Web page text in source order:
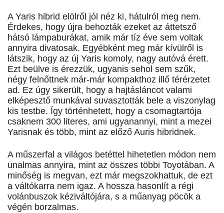
A Yaris hibrid elölről jól néz ki, hátulról meg nem.
Érdekes, hogy újra behozták ezeket az áttetsző
hátsó lámpaburákat, amik már tíz éve sem voltak
annyira divatosak. Egyébként meg már kívülről is
látszik, hogy az új Yaris komoly, nagy autóvá érett.
Ezt beülve is érezzük, ugyanis sehol sem szűk,
négy felnőttnek már-már kompakthoz illő térérzetet
ad. Ez úgy sikerült, hogy a hajtásláncot valami
elképesztő munkával suvasztották bele a viszonylag
kis testbe. Így történhetett, hogy a csomagtartója
csaknem 300 literes, ami ugyanannyi, mint a mezei
Yarisnak és több, mint az előző Auris hibridnek.
A műszerfal a világos betéttel hihetetlen módon nem
unalmas annyira, mint az összes többi Toyotában. A
minőség is megvan, ezt már megszokhattuk, de ezt
a váltókarra nem igaz. A hossza hasonlít a régi
volánbuszok kéziváltójára, s a műanyag pöcök a
végén borzalmas.